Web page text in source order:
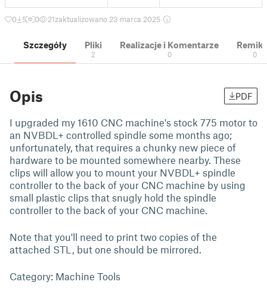
0 5 0 21zaktualizowano 23 marca 2025
Szczegóły Pliki
2
Realizacje i Komentarze
0 0
Opis PDF
I upgraded my 1610 CNC machine's stock 775 motor to
an NVBDL+ controlled spindle some months ago;
unfortunately, that requires a chunky new piece of
hardware to be mounted somewhere nearby. These
clips will allow you to mount your NVBDL+ spindle
controller to the back of your CNC machine by using
small plastic clips that snugly hold the spindle
controller to the back of your CNC machine.
Note that you'll need to print two copies of the
attached STL, but one should be mirrored.
Category: Machine Tools